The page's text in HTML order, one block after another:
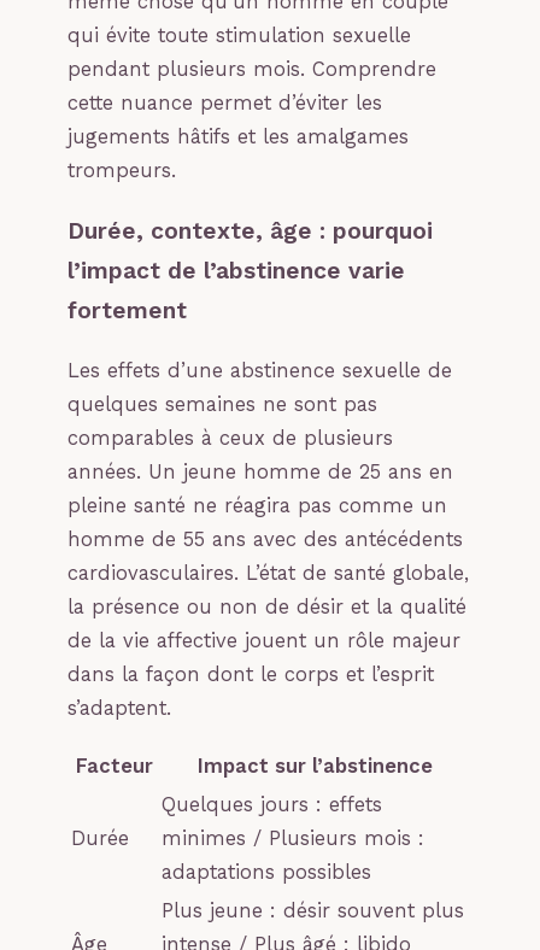
qui évite toute stimulation sexuelle
pendant plusieurs mois. Comprendre
cette nuance permet d’éviter les
jugements hâtifs et les amalgames
trompeurs.
Durée, contexte, âge : pourquoi
l’impact de l’abstinence varie
fortement
Les effets d’une abstinence sexuelle de
quelques semaines ne sont pas
comparables à ceux de plusieurs
années. Un jeune homme de 25 ans en
pleine santé ne réagira pas comme un
homme de 55 ans avec des antécédents
cardiovasculaires. L’état de santé globale,
la présence ou non de désir et la qualité
de la vie affective jouent un rôle majeur
dans la façon dont le corps et l’esprit
s’adaptent.
Facteur Impact sur l’abstinence
Durée
Quelques jours : effets
minimes / Plusieurs mois :
adaptations possibles
Âge
Plus jeune : désir souvent plus
intense / Plus âgé : libido